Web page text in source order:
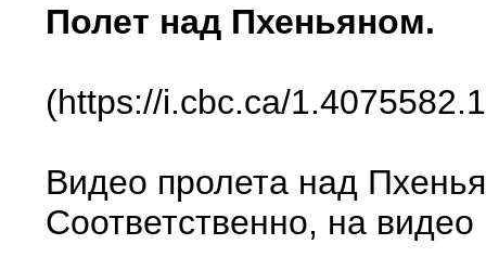
Полет над Пхеньяном.
(https://i.cbc.ca/
Видео пролета над
Соответственно, на